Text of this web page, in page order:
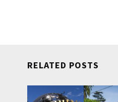
RELATED POSTS